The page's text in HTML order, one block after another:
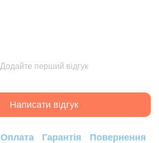
Додайте перший відгук
Написати відгук
Оплата Гарантія Повернення